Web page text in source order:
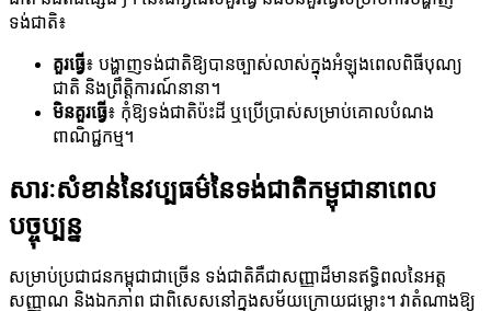
ទង់ជាតិ៖
គួរធ្វើ៖ បង្ហាញទង់ជាតិឱ្យបានច្បាស់លាស់ក្នុងអំឡុងពេលពិធីបុណ្យ
ជាតិ និងព្រឹត្តិការណ៍នានា។
មិនគួរធ្វើ៖ កុំឱ្យទង់ជាតិប៉ះដី ឬប្រើប្រាស់សម្រាប់គោលបំណង
ពាណិជ្ជកម្ម។
សារៈសំខាន់នៃវប្បធម៌នៃទង់ជាតិកម្ពុជានាពេល
បច្ចុប្បន្ន
សម្រាប់ប្រជាជនកម្ពុជាជាច្រើន ទង់ជាតិគឺជាសញ្ញាដ៏មានឥទ្ធិពលនៃអត្ត
សញ្ញាណ និងឯកភាព ជាពិសេសនៅក្នុងសម័យក្រោយជម្លោះ។ វា​តំណាង​ឱ្យ​